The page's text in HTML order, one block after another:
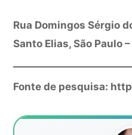
Rua Domingos Sérgio
Santo Elias, São Paulo
Fonte de pesquisa: